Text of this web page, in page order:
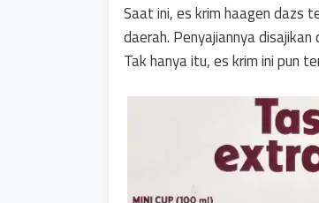
Saat ini, es krim haagen dazs
daerah. Penyajiannya
Tak hanya itu, es krim ini pun